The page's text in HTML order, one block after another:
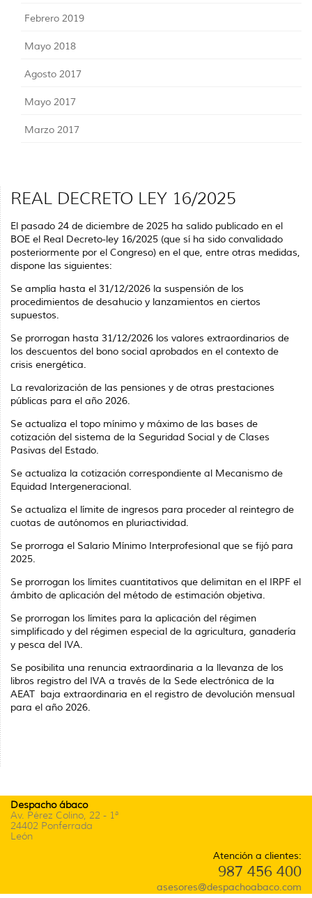
Febrero 2019
Mayo 2018
Agosto 2017
Mayo 2017
Marzo 2017
REAL DECRETO LEY 16/2025
El pasado 24 de diciembre de 2025 ha salido publicado en el
BOE el Real Decreto-ley 16/2025 (que sí ha sido convalidado
posteriormente por el Congreso) en el que, entre otras medidas,
dispone las siguientes:
Se amplía hasta el 31/12/2026 la suspensión de los
procedimientos de desahucio y lanzamientos en ciertos
supuestos.
Se prorrogan hasta 31/12/2026 los valores extraordinarios de
los descuentos del bono social aprobados en el contexto de
crisis energética.
La revalorización de las pensiones y de otras prestaciones
públicas para el año 2026.
Se actualiza el topo mínimo y máximo de las bases de
cotización del sistema de la Seguridad Social y de Clases
Pasivas del Estado.
Se actualiza la cotización correspondiente al Mecanismo de
Equidad Intergeneracional.
Se actualiza el límite de ingresos para proceder al reintegro de
cuotas de autónomos en pluriactividad.
Se prorroga el Salario Mínimo Interprofesional que se fijó para
2025.
Se prorrogan los límites cuantitativos que delimitan en el IRPF el
ámbito de aplicación del método de estimación objetiva.
Se prorrogan los límites para la aplicación del régimen
simplificado y del régimen especial de la agricultura, ganadería
y pesca del IVA.
Se posibilita una renuncia extraordinaria a la llevanza de los
libros registro del IVA a través de la Sede electrónica de la
AEAT baja extraordinaria en el registro de devolución mensual
para el año 2026.
Despacho ábaco
Av. Pérez Colino, 22 - 1ª
24402 Ponferrada
León
Atención a clientes:
987 456 400
asesores@despachoabaco.com